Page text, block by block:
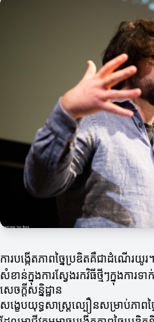
ការបង្កើតភាពច្នៃប្រឌិតគឺជាដំណើរយូរ
សំខាន់ក្នុងការស្វែងរកវិធីថ្មីៗក្នុងកា
សេចក្តីសន្និដ្ឋាន
សង្ខេបយុទ្ធសាស្ត្រល្បឿនសម្រាប់ភាព